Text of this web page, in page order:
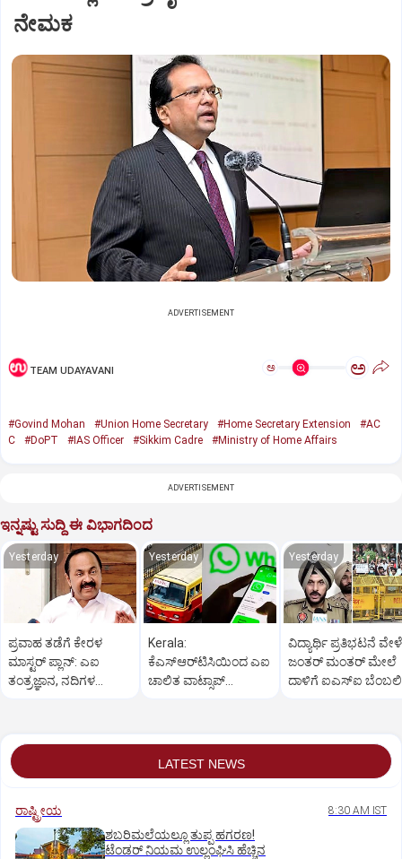
ನೇಮಕ
ADVERTISEMENT
TEAM UDAYAVANI ಅ ಅ
#Govind Mohan #Union Home Secretary #Home Secretary Extension
#AC
C
#DoPT #IAS Officer #Sikkim Cadre #Ministry of Home Affairs
ADVERTISEMENT
ಇನ್ನಷ್ಟು ಸುದ್ದಿ ಈ ವಿಭಾಗದಿಂದ
Yesterday
ಪ್ರವಾಹ ತಡೆಗೆ ಕೇರಳ
ಮಾಸ್ಟರ್ ಪ್ಲಾನ್: ಎಐ
ತಂತ್ರಜ್ಞಾನ, ನದಿಗಳ
Yesterday
Kerala:
ಕೆಎಸ್‌ಆರ್‌ಟಿಸಿಯಿಂದ ಎಐ
ಚಾಲಿತ ವಾಟ್ಸಾಪ್
Yesterday
ವಿದ್ಯಾರ್ಥಿ ಪ್ರತಿಭಟನೆ ವೇಳೆ
ಜಂತರ್ ಮಂತರ್ ಮೇಲೆ
ದಾಳಿಗೆ ಐಎಸ್‌ಐ
LATEST NEWS
ರಾಷ್ಟ್ರೀಯ 8:30 AM IST
ಶಬರಿಮಲೆಯಲ್ಲೂ ತುಪ್ಪ ಹಗರಣ!
ಟೆಂಡರ್‌ ನಿಯಮ ಉಲ್ಲಂಘಿಸಿ ಹೆಚ್ಚಿನ